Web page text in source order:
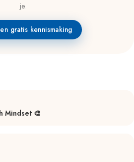
je.
gratis kennismaking
Mindset 🎨